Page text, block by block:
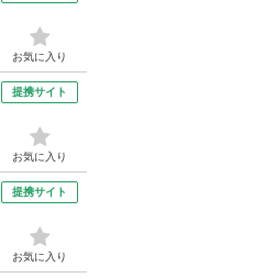
お気に入り
提携サイト
お気に入り
提携サイト
お気に入り